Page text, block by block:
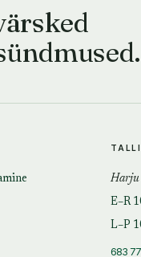
Harju
E–R
L–P
683